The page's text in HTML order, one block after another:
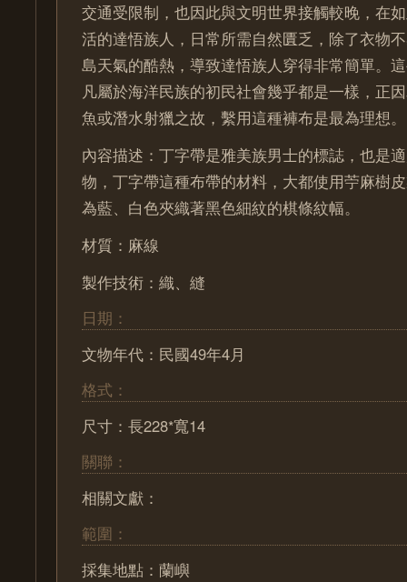
交通受限制，也因此與文明世界接觸較晚，在
活的達悟族人，日常所需自然匱乏，除了衣物
島天氣的酷熱，導致達悟族人穿得非常簡單。
凡屬於海洋民族的初民社會幾乎都是一樣，正
魚或潛水射獵之故，繫用這種褲布是最為理想。
內容描述：丁字帶是雅美族男士的標誌，也是
物，丁字帶這種布帶的材料，大都使用苧麻樹
為藍、白色夾織著黑色細紋的棋條紋幅。
材質：麻線
製作技術：織、縫
日期：
文物年代：民國49年4月
格式：
尺寸：長228*寬14
關聯：
相關文獻：
範圍：
採集地點：蘭嶼